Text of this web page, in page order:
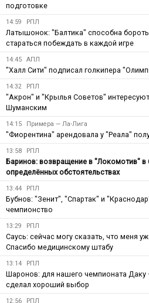
подготовке
14:59 РПЛ
Латышонок: "Балтика" способна
стараться побеждать в каждой игре
14:45 АПЛ
"Халл Сити" подписал голкипера
14:32 РПЛ
"Акрон" и "Крылья Советов"
Шуманским
14:15 Примера — Ла-Лига
"Фиорентина" арендовала у "Реала"
13:58 РПЛ
Баринов: возвращение в "Локомотив"
определённых обстоятельствах
13:44 РПЛ
Бубнов: "Зенит", "Спартак" и
чемпионство
13:29 РПЛ
Саусь: сейчас могу сказать, что меня
Спасибо медицинскому штабу
13:14 РПЛ
Шаронов: для нашего чемпионата
сделал хороший выбор
12:56 РПЛ